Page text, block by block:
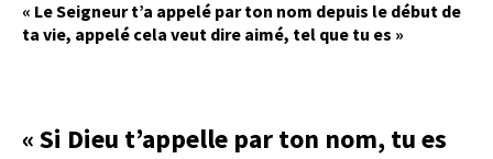
« Le Seigneur t’a appelé par ton nom depuis le début de
ta vie, appelé cela veut dire aimé, tel que tu es »
« Si Dieu t’appelle par ton nom, tu es